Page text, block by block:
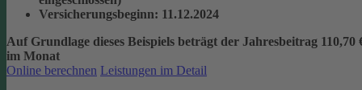
Versicherungsbeginn: 11.12.2024
Auf Grundlage dieses Beispiels beträgt der Jahresbeitrag 110,70
im Monat
Online berechnen Leistungen im Detail